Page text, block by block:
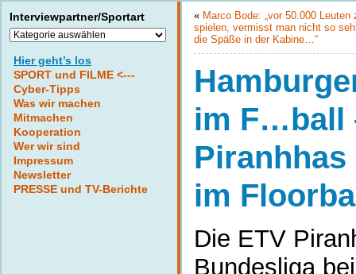
Interviewpartner/Sportart
Interviewpartner/Sportart
Hier geht’s los
SPORT und FILME <---
Cyber-Tipps
Was wir machen
Mitmachen
Kooperation
Wer wir sind
Impressum
Newsletter
PRESSE und TV-Berichte
« Marco Bode: „vor 50.000 Leuten
spielen, vermisst man nicht so
die Späße in der Kabine…“
im F…ball
im
Die ETV
Bundesliga